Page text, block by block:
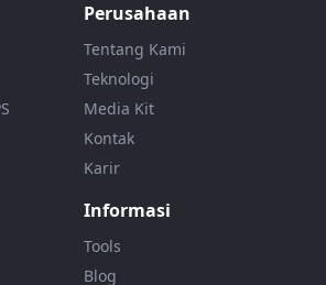
Perusahaan
Tentang Kami
Teknologi
Media Kit
Kontak
Karir
Informasi
Tools
Blog